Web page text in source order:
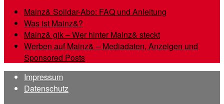
Mainz& Solidar-Abo: FAQ und Anleitung
Was ist Mainz&?
Mainz& gik – Wer hinter Mainz& steckt
Werben auf Mainz& – Mediadaten, Anzeigen und
Sponsored Posts
Impressum
Datenschutz